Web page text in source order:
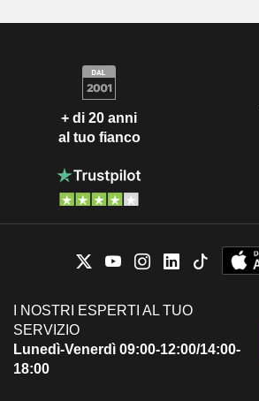
+ di 20 anni
al tuo fianco
I NOSTRI ESPERTI AL TUO
SERVIZIO
Lunedì-Venerdì 09:00-12:00/14:00-
18:00